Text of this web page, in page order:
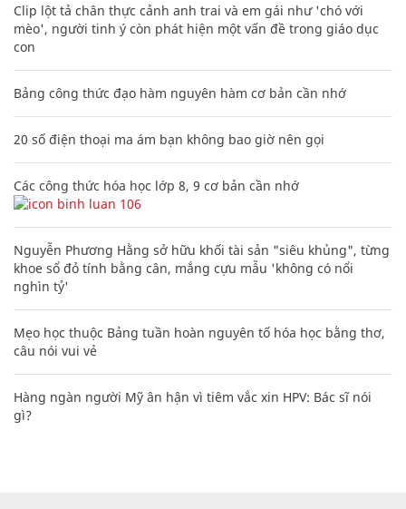
Clip lột tả chân thực cảnh anh trai và em gái như 'chó với
mèo', người tinh ý còn phát hiện một vấn đề trong giáo dục
con
Bảng công thức đạo hàm nguyên hàm cơ bản cần nhớ
20 số điện thoại ma ám bạn không bao giờ nên gọi
Các công thức hóa học lớp 8, 9 cơ bản cần nhớ
106
Nguyễn Phương Hằng sở hữu khối tài sản "siêu khủng", từng
khoe sổ đỏ tính bằng cân, mắng cựu mẫu 'không có nổi
nghìn tỷ'
Mẹo học thuộc Bảng tuần hoàn nguyên tố hóa học bằng thơ,
câu nói vui vẻ
Hàng ngàn người Mỹ ân hận vì tiêm vắc xin HPV: Bác sĩ nói
gì?